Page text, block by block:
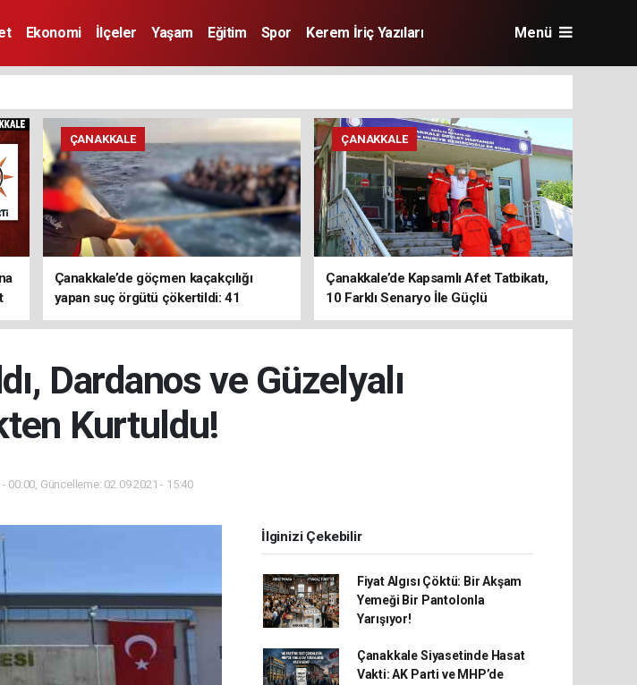
Ekonomi İlçeler Yaşam Eğitim Spor Kerem İriç Yazıları Menü
ÇANAKKALE
Çanakkale’de göçmen kaçakçılığı
yapan suç örgütü çökertildi: 41
tutuklama
ÇANAKKALE
Çanakkale’de Kapsamlı Afet Tatbikatı,
10 Farklı Senaryo İle Güçlü
Koordinasyon
Dardanos ve Güzelyalı
Kurtuldu!
00:00, Güncelleme: 02.09.2021 - 15:40
İlginizi Çekebilir
Fiyat Algısı Çöktü: Bir Akşam
Yemeği Bir Pantolonla
Yarışıyor!
Çanakkale Siyasetinde Hasat
Vakti: AK Parti ve MHP’de